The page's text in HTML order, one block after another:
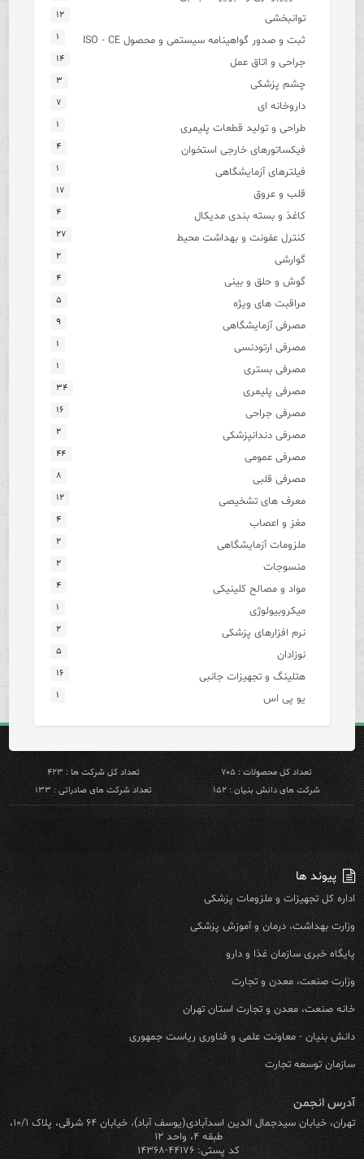
توانبخشی ۱۲
ثبت و صدور گواهینامه سیستمی و محصول ISO - CE ۱
جراحی و اتاق عمل ۱۴
چشم پزشکی ۳
داروخانه ای ۷
طراحی و تولید قطعات پلیمری ۱
فیکساتورهای خارجی استخوان ۴
فیلترهای آزمایشگاهی ۱
قلب و عروق ۱۷
کاغذ و بسته بندی مدیکال ۴
کنترل عفونت و بهداشت محیط ۲۷
گوارشی ۲
گوش و حلق و بینی ۴
مراقبت های ویژه ۵
مصرفی آزمایشگاهی ۹
مصرفی ارتودنسی ۱
مصرفی بستری ۱
مصرفی پلیمری ۳۴
مصرفی جراحی ۱۶
مصرفی دندانپزشکی ۲
مصرفی عمومی ۴۴
مصرفی قلبی ۸
معرف های تشخیصی ۱۲
مغز و اعصاب ۴
ملزومات آزمایشگاهی ۲
منسوجات ۲
مواد و مصالح کلینیکی ۴
میکروبیولوژی ۱
نرم افزارهای پزشکی ۲
نوزادان ۵
هتلینگ و تجهیزات جانبی ۱۶
یو پی اس ۱
تعداد کل محصولات : ۷۰۵
تعداد کل شرکت ها : ۴۲۳
شرکت های دانش بنیان : ۱۵۲
تعداد شرکت های صادراتی : ۱۳۳
پیوند ها
اداره کل تجهیزات و ملزومات پزشکی
وزارت بهداشت، درمان و آموزش پزشکی
پایگاه خبری سازمان غذا و دارو
وزارت صنعت، معدن و تجارت
خانه صنعت، معدن و تجارت استان تهران
دانش بنیان - معاونت علمی و فناوری ریاست جمهوری
سازمان توسعه تجارت
آدرس انجمن
تهران، خیابان سیدجمال الدین اسدآبادی(یوسف آباد)، خیابان ۶۴ شرقی، پلاک ۱۰/۱،
طبقه ۴، واحد ۱۲
کد پستی: ۴۴۱۷۶-۱۴۳۶۸